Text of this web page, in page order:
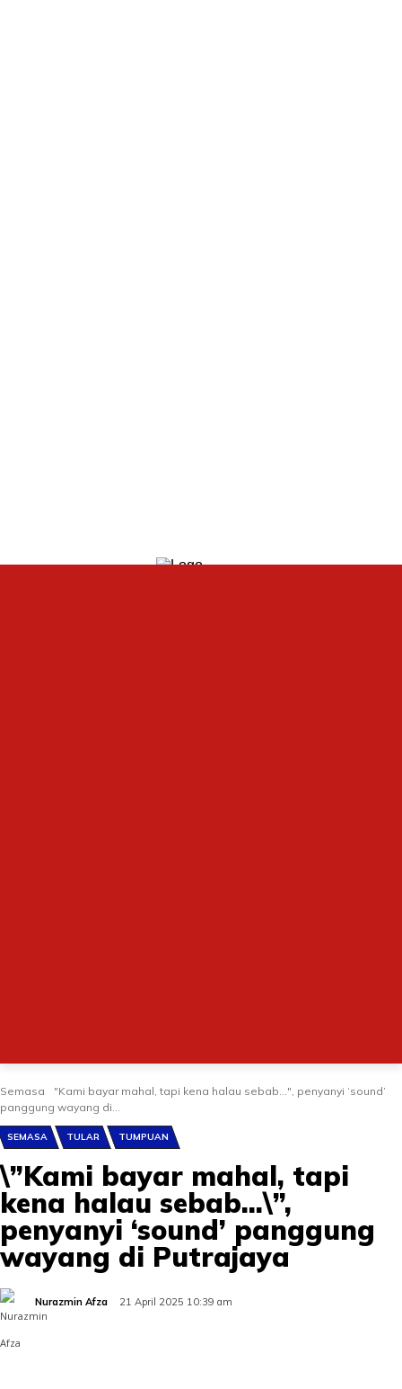
Semasa
"Kami bayar mahal, tapi kena halau sebab...", penyanyi ‘sound’
panggung wayang di...
SEMASA TULAR TUMPUAN
\”Kami bayar mahal, tapi
kena halau sebab…\”,
penyanyi ‘sound’ panggung
wayang di Putrajaya
Nurazmin Afza 21 April 2025 10:39 am